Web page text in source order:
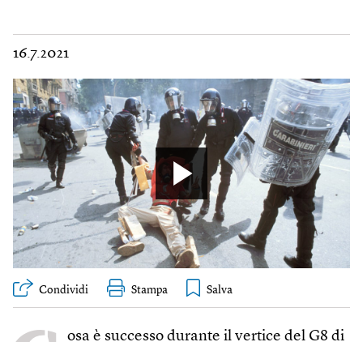
16.7.2021
Condividi Stampa
osa è successo durante il vertice del G8 di